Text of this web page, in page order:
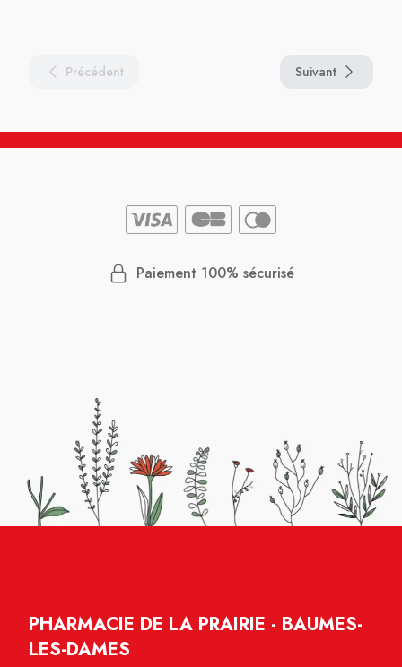
Précédent Suivant
Paiement 100% sécurisé
PHARMACIE DE LA PRAIRIE - BAUMES-
LES-DAMES